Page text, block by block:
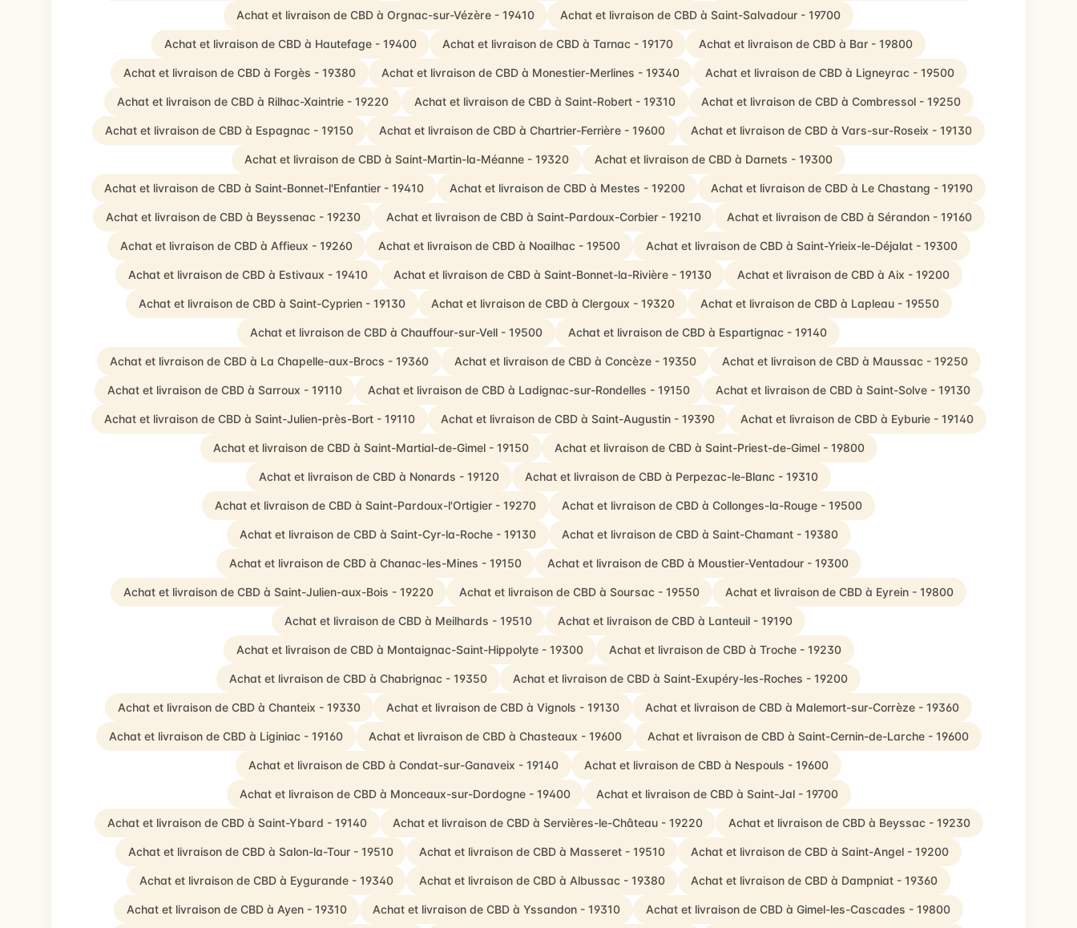
Achat et livraison de CBD à Orgnac-sur-Vézère - 19410 Achat et livraison de CBD à Saint-Salvadour - 19700
Achat et livraison de CBD à Hautefage - 19400 Achat et livraison de CBD à Tarnac - 19170 Achat et livraison de CBD à Bar - 19800
Achat et livraison de CBD à Forgès - 19380 Achat et livraison de CBD à Monestier-Merlines - 19340 Achat et livraison de CBD à Ligneyrac - 19500
Achat et livraison de CBD à Rilhac-Xaintrie - 19220 Achat et livraison de CBD à Saint-Robert - 19310 Achat et livraison de CBD à Combressol - 19250
Achat et livraison de CBD à Espagnac - 19150 Achat et livraison de CBD à Chartrier-Ferrière - 19600 Achat et livraison de CBD à Vars-sur-Roseix - 19130
Achat et livraison de CBD à Saint-Martin-la-Méanne - 19320 Achat et livraison de CBD à Darnets - 19300
Achat et livraison de CBD à Saint-Bonnet-l'Enfantier - 19410 Achat et livraison de CBD à Mestes - 19200 Achat et livraison de CBD à Le Chastang - 19190
Achat et livraison de CBD à Beyssenac - 19230 Achat et livraison de CBD à Saint-Pardoux-Corbier - 19210 Achat et livraison de CBD à Sérandon - 19160
Achat et livraison de CBD à Affieux - 19260 Achat et livraison de CBD à Noailhac - 19500 Achat et livraison de CBD à Saint-Yrieix-le-Déjalat - 19300
Achat et livraison de CBD à Estivaux - 19410 Achat et livraison de CBD à Saint-Bonnet-la-Rivière - 19130 Achat et livraison de CBD à Aix - 19200
Achat et livraison de CBD à Saint-Cyprien - 19130 Achat et livraison de CBD à Clergoux - 19320 Achat et livraison de CBD à Lapleau - 19550
Achat et livraison de CBD à Chauffour-sur-Vell - 19500 Achat et livraison de CBD à Espartignac - 19140
Achat et livraison de CBD à La Chapelle-aux-Brocs - 19360 Achat et livraison de CBD à Concèze - 19350 Achat et livraison de CBD à Maussac - 19250
Achat et livraison de CBD à Sarroux - 19110 Achat et livraison de CBD à Ladignac-sur-Rondelles - 19150 Achat et livraison de CBD à Saint-Solve - 19130
Achat et livraison de CBD à Saint-Julien-près-Bort - 19110 Achat et livraison de CBD à Saint-Augustin - 19390 Achat et livraison de CBD à Eyburie - 19140
Achat et livraison de CBD à Saint-Martial-de-Gimel - 19150 Achat et livraison de CBD à Saint-Priest-de-Gimel - 19800
Achat et livraison de CBD à Nonards - 19120 Achat et livraison de CBD à Perpezac-le-Blanc - 19310
Achat et livraison de CBD à Saint-Pardoux-l'Ortigier - 19270 Achat et livraison de CBD à Collonges-la-Rouge - 19500
Achat et livraison de CBD à Saint-Cyr-la-Roche - 19130 Achat et livraison de CBD à Saint-Chamant - 19380
Achat et livraison de CBD à Chanac-les-Mines - 19150 Achat et livraison de CBD à Moustier-Ventadour - 19300
Achat et livraison de CBD à Saint-Julien-aux-Bois - 19220 Achat et livraison de CBD à Soursac - 19550 Achat et livraison de CBD à Eyrein - 19800
Achat et livraison de CBD à Meilhards - 19510 Achat et livraison de CBD à Lanteuil - 19190
Achat et livraison de CBD à Montaignac-Saint-Hippolyte - 19300 Achat et livraison de CBD à Troche - 19230
Achat et livraison de CBD à Chabrignac - 19350 Achat et livraison de CBD à Saint-Exupéry-les-Roches - 19200
Achat et livraison de CBD à Chanteix - 19330 Achat et livraison de CBD à Vignols - 19130 Achat et livraison de CBD à Malemort-sur-Corrèze - 19360
Achat et livraison de CBD à Liginiac - 19160 Achat et livraison de CBD à Chasteaux - 19600 Achat et livraison de CBD à Saint-Cernin-de-Larche - 19600
Achat et livraison de CBD à Condat-sur-Ganaveix - 19140 Achat et livraison de CBD à Nespouls - 19600
Achat et livraison de CBD à Monceaux-sur-Dordogne - 19400 Achat et livraison de CBD à Saint-Jal - 19700
Achat et livraison de CBD à Saint-Ybard - 19140 Achat et livraison de CBD à Servières-le-Château - 19220 Achat et livraison de CBD à Beyssac - 19230
Achat et livraison de CBD à Salon-la-Tour - 19510 Achat et livraison de CBD à Masseret - 19510 Achat et livraison de CBD à Saint-Angel - 19200
Achat et livraison de CBD à Eygurande - 19340 Achat et livraison de CBD à Albussac - 19380 Achat et livraison de CBD à Dampniat - 19360
Achat et livraison de CBD à Ayen - 19310 Achat et livraison de CBD à Yssandon - 19310 Achat et livraison de CBD à Gimel-les-Cascades - 19800